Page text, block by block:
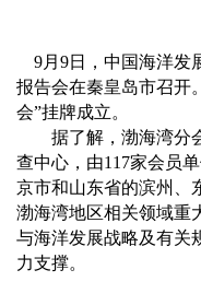
9月9日，中国海洋发
报告会在秦皇岛市召开
会”挂牌成立。
据了解，渤海湾分会
查中心，由117家会员
京市和山东省的滨州、
渤海湾地区相关领域重
与海洋发展战略及有关
力支撑。